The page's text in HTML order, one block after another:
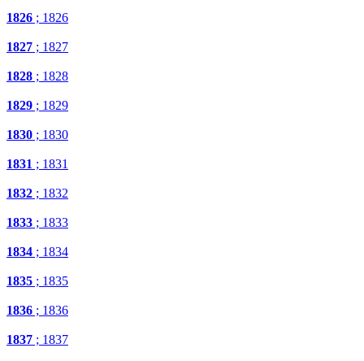
1826 ; 1826
1827 ; 1827
1828 ; 1828
1829 ; 1829
1830 ; 1830
1831 ; 1831
1832 ; 1832
1833 ; 1833
1834 ; 1834
1835 ; 1835
1836 ; 1836
1837 ; 1837